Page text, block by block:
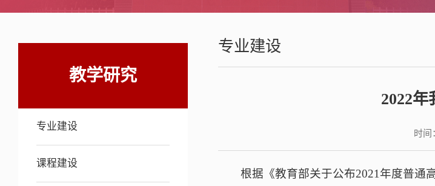
教学研究
专业建设
课程建设
专业建设
2022
时间：
根据《教育部关于公布2021年度普通